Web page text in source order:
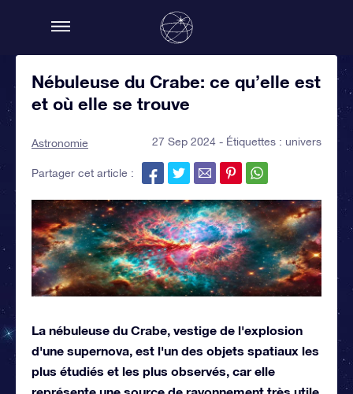
Nébuleuse du Crabe: ce qu’elle est
et où elle se trouve
Astronomie 27 Sep 2024 - Étiquettes : univers
Partager cet article :
La nébuleuse du Crabe, vestige de l'explosion
d'une supernova, est l'un des objets spatiaux les
plus étudiés et les plus observés, car elle